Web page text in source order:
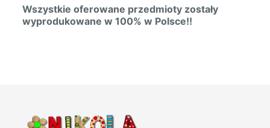
Wszystkie oferowane przedmioty zostały
wyprodukowane w 100% w Polsce!!